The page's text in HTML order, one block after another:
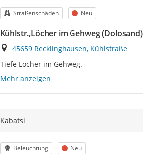
Kategorie
Straßenschäden Status
Neu
Kühlstr.,Löcher im Gehweg (Dolosand)
Ort
45659 Recklinghausen, Kühlstraße
Tiefe Löcher im Gehweg.
Mehr anzeigen
Kabatsi
Kategorie
Beleuchtung Status
Neu